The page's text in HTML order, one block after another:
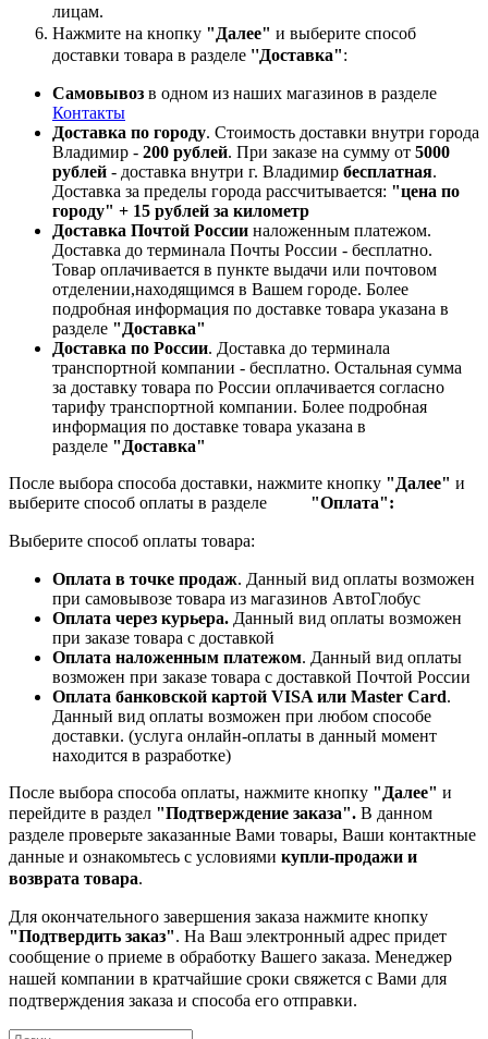
лицам.
Нажмите на кнопку "Далее" и выберите способ
доставки товара в разделе ''Доставка":
Самовывоз в одном из наших магазинов в разделе
Контакты
Доставка по городу. Стоимость доставки внутри города
Владимир - 200 рублей. При заказе на сумму от 5000
рублей - доставка внутри г. Владимир бесплатная.
Доставка за пределы города рассчитывается: "цена по
городу" + 15 рублей за километр
Доставка Почтой России наложенным платежом.
Доставка до терминала Почты России - бесплатно.
Товар оплачивается в пункте выдачи или почтовом
отделении,находящимся в Вашем городе. Более
подробная информация по доставке товара указана в
разделе "Доставка"
Доставка по России. Доставка до терминала
транспортной компании - бесплатно. Остальная сумма
за доставку товара по России оплачивается согласно
тарифу транспортной компании. Более подробная
информация по доставке товара указана в
разделе "Доставка"
После выбора способа доставки, нажмите кнопку "Далее" и
выберите способ оплаты в разделе "Оплата":
Выберите способ оплаты товара:
Оплата в точке продаж. Данный вид оплаты возможен
при самовывозе товара из магазинов АвтоГлобус
Оплата через курьера. Данный вид оплаты возможен
при заказе товара с доставкой
Оплата наложенным платежом. Данный вид оплаты
возможен при заказе товара с доставкой Почтой России
Оплата банковской картой VISA или Master Card.
Данный вид оплаты возможен при любом способе
доставки. (услуга онлайн-оплаты в данный момент
находится в разработке)
После выбора способа оплаты, нажмите кнопку "Далее" и
перейдите в раздел "Подтверждение заказа". В данном
разделе проверьте заказанные Вами товары, Ваши контактные
данные и ознакомьтесь с условиями купли-продажи и
возврата товара.
Для окончательного завершения заказа нажмите кнопку
"Подтвердить заказ". На Ваш электронный адрес придет
сообщение о приеме в обработку Вашего заказа. Менеджер
нашей компании в кратчайшие сроки свяжется с Вами для
подтверждения заказа и способа его отправки.